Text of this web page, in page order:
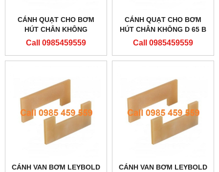
CÁNH QUẠT CHO BƠM
HÚT CHÂN KHÔNG
ES20010886
Call 0985459559
CÁNH QUẠT CHO BƠM
HÚT CHÂN KHÔNG D 65 B
Call 0985459559
CÁNH VAN BƠM LEYBOLD
CÁNH VAN BƠM LEYBOLD